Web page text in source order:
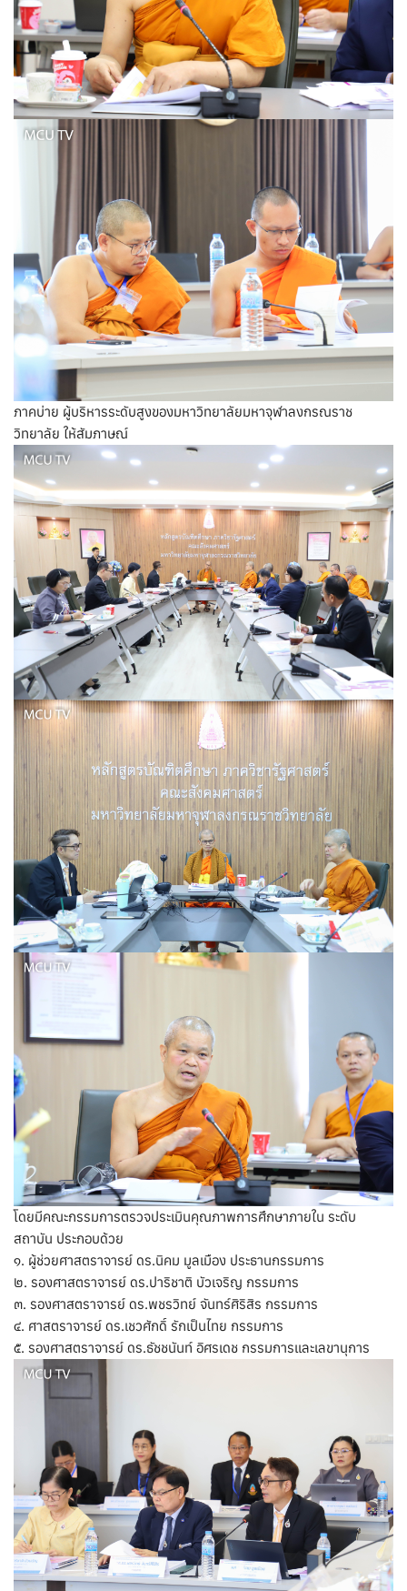
ภาคบ่าย ผู้บริหารระดับสูงของมหาวิทยาลัยมหาจุฬาลงกรณราช
วิทยาลัย ให้สัมภาษณ์
โดยมีคณะกรรมการตรวจประเมินคุณภาพการศึกษาภายใน ระดับ
สถาบัน ประกอบด้วย
๑. ผู้ช่วยศาสตราจารย์ ดร.นิคม มูลเมือง ประธานกรรมการ
๒. รองศาสตราจารย์ ดร.ปาริชาติ บัวเจริญ กรรมการ
๓. รองศาสตราจารย์ ดร.พชรวิทย์ จันทร์ศิริสิร กรรมการ
๔. ศาสตราจารย์ ดร.เชวศักดิ์ รักเป็นไทย กรรมการ
๕. รองศาสตราจารย์ ดร.ธัชชนันท์ อิศรเดช กรรมการและเลขานุการ